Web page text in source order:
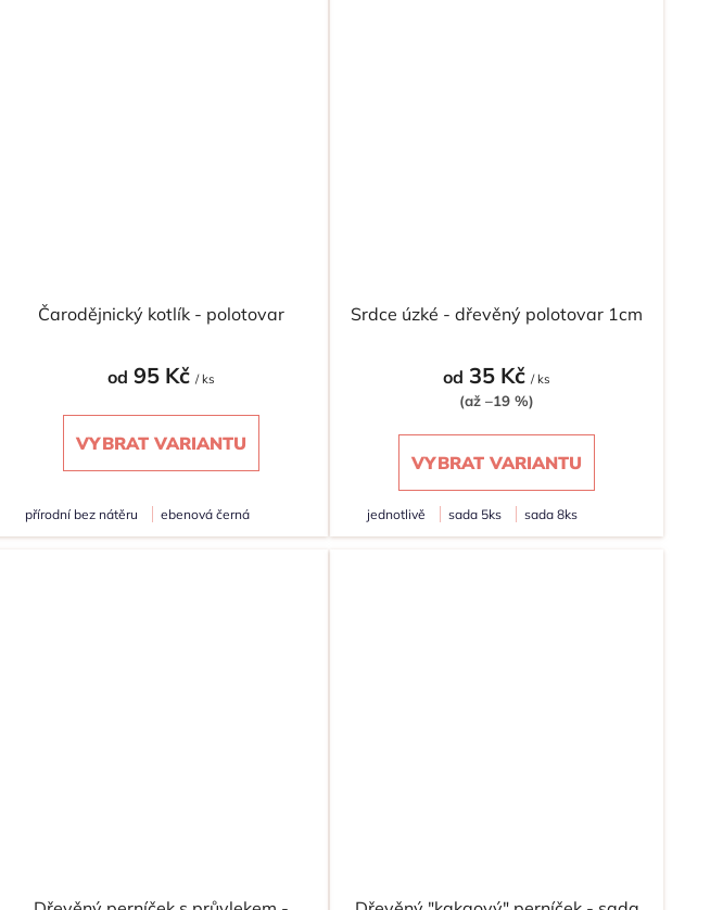
Čarodějnický kotlík - polotovar
od 95 Kč/ ks
VYBRAT VARIANTU
přírodní bez nátěru ebenová černá
Srdce úzké - dřevěný polotovar 1cm
od 35 Kč/ ks
(až –19 %)
VYBRAT VARIANTU
jednotlivě sada 5ks sada 8ks